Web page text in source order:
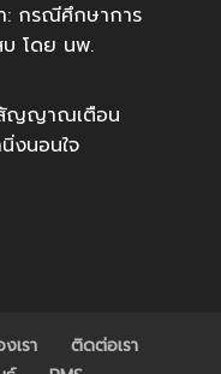
า: กรณีศึกษาการ
บ โดย นพ.
สัญญาณเตือน
งนอนใจ
เรา
ติดต่อเรา